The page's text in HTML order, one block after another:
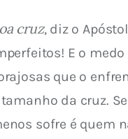
cruz, diz o
E o medo
que o
da cruz.
sofre é quem